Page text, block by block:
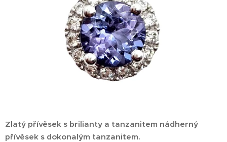
Zlatý přívěsek s brilianty a tanzanitem nádherný
přívěsek s dokonalým tanzanitem.